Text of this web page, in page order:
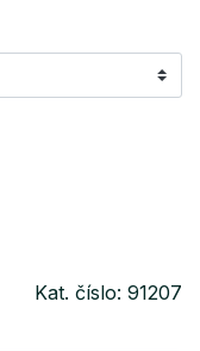
Kat. číslo: 91207